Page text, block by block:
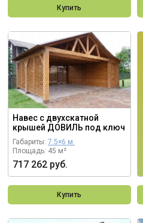
Купить
Навес с двухскатной
крышей ДОВИЛЬ под ключ
Габариты: 7.5×6 м.
Площадь: 45 м²
717 262 руб.
Купить